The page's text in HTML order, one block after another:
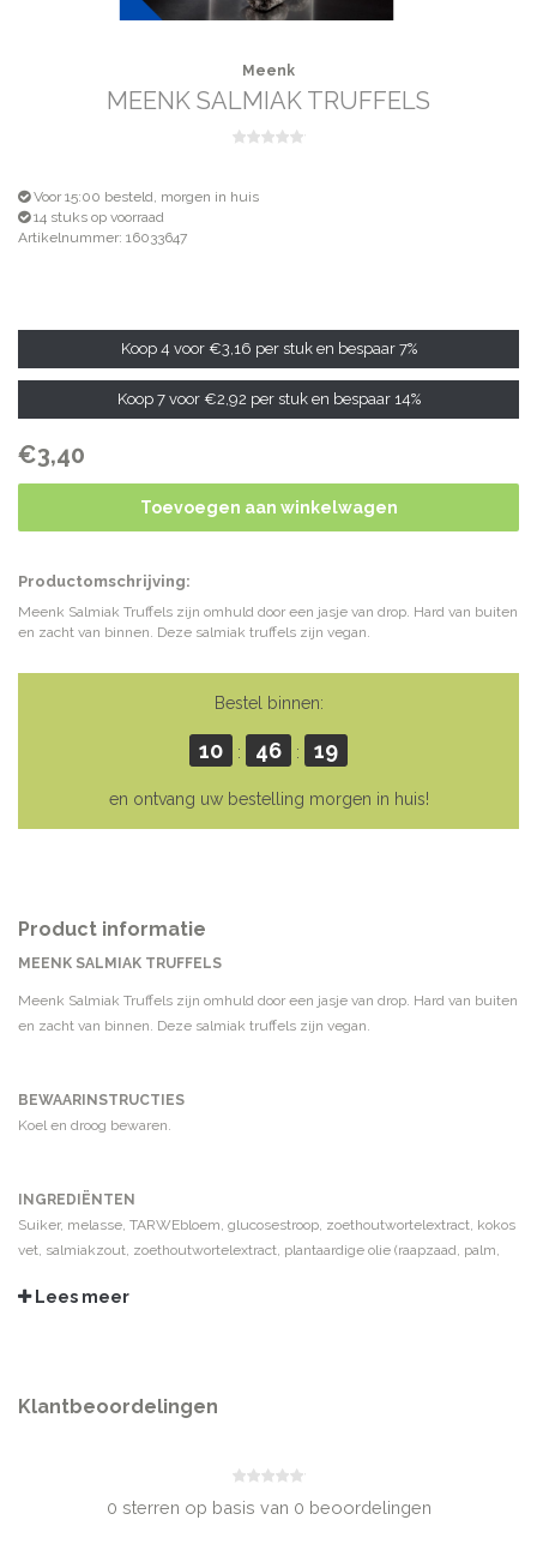
Meenk
MEENK SALMIAK TRUFFELS
Voor 15:00 besteld, morgen in huis
14 stuks op voorraad
Artikelnummer: 16033647
Koop 4 voor €3,16 per stuk en bespaar 7%
Koop 7 voor €2,92 per stuk en bespaar 14%
€3,40
Toevoegen aan winkelwagen
Productomschrijving:
Meenk Salmiak Truffels zijn omhuld door een jasje van drop. Hard van buiten
en zacht van binnen. Deze salmiak truffels zijn vegan.
Bestel binnen:
10 : 46 : 19
en ontvang uw bestelling morgen in huis!
Product informatie
MEENK SALMIAK TRUFFELS
Meenk Salmiak Truffels zijn omhuld door een jasje van drop. Hard van buiten
en zacht van binnen. Deze salmiak truffels zijn vegan.
BEWAARINSTRUCTIES
Koel en droog bewaren.
INGREDIËNTEN
Suiker, melasse, TARWEbloem, glucosestroop, zoethoutwortelextract, kokos
vet, salmiakzout, zoethoutwortelextract, plantaardige olie (raapzaad, palm,
gelatine (rund), zout, kleurstof (E153), natuurlijk aroma
Energie
1487 kJ / 350 kcal
1,0 gram
-Waarvan suikers
69,8 gram
Lees meer
Klantbeoordelingen
0 sterren op basis van 0 beoordelingen